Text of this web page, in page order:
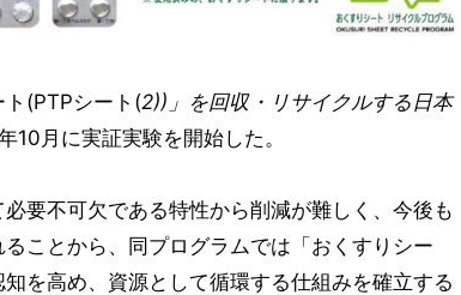
(PTPシート(2))」を回収・リサイクルする日本
月に実証実験を開始した。
要不可欠である特性から削減が難しく、今後も
ことから、同プログラムでは「おくすりシー
を高め、資源として循環する仕組みを確立する